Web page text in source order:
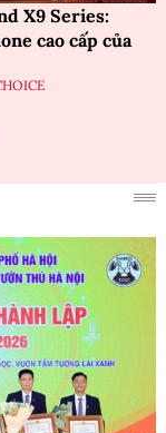
X9 Series:
cao cấp của